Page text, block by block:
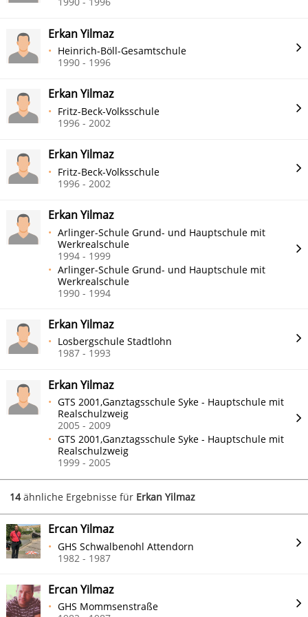
Erkan Yilmaz
Heinrich-Böll-Gesamtschule
1990 - 1996
Erkan Yilmaz
Fritz-Beck-Volksschule
1996 - 2002
Erkan Yilmaz
Fritz-Beck-Volksschule
1996 - 2002
Erkan Yilmaz
Arlinger-Schule Grund- und Hauptschule mit
Werkrealschule
1994 - 1999
Arlinger-Schule Grund- und Hauptschule mit
Werkrealschule
1990 - 1994
Erkan Yilmaz
Losbergschule Stadtlohn
1987 - 1993
Erkan Yilmaz
GTS 2001,Ganztagsschule Syke - Hauptschule mit
Realschulzweig
2005 - 2009
GTS 2001,Ganztagsschule Syke - Hauptschule mit
Realschulzweig
1999 - 2005
14ähnliche Ergebnisse für Erkan Yilmaz
Ercan Yilmaz
GHS Schwalbenohl Attendorn
1982 - 1987
Ercan Yilmaz
GHS Mommsenstraße